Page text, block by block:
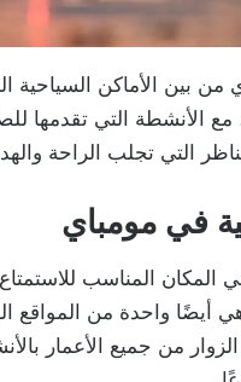
بين الأماكن السياحية
الأنشطة التي تقدمها
التي تجلب الراحة
في مومباي
المكان المناسب
واحدة من المواقع
من جميع الأعمار